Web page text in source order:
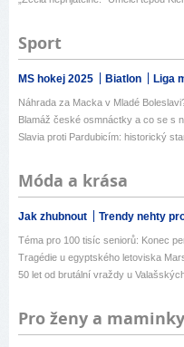
Sport
MS hokej 2025 Biatlon Liga
Náhrada za Macka v Mladé
Blamáž české osmnáctky a co se s
Slavia proti Pardubicím: historický
Móda a krása
Jak zhubnout Trendy nehty
Téma pro 100 tisíc seniorů: Konec
Tragédie u egyptského letoviska
50 let od brutální vraždy u
Pro ženy a maminky